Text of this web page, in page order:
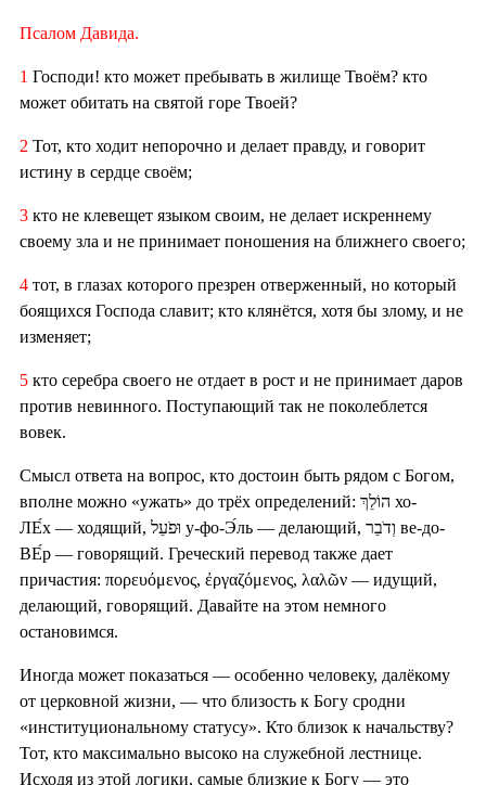
Псалом Давида.
1 Господи! кто может пребывать в жилище Твоём? кто
может обитать на святой горе Твоей?
2 Тот, кто ходит непорочно и делает правду, и говорит
истину в сердце своём;
3 кто не клевещет языком своим, не делает искреннему
своему зла и не принимает поношения на ближнего своего;
4 тот, в глазах которого презрен отверженный, но который
боящихся Господа славит; кто клянётся, хотя бы злому, и не
изменяет;
5 кто серебра своего не отдает в рост и не принимает даров
против невинного. Поступающий так не поколеблется
вовек.
Смысл ответа на вопрос, кто достоин быть рядом с Богом,
вполне можно «ужать» до трёх определений: הוֹלֵךְ хо-
ЛЕ́х — ходящий, וּפֹעֵל у-фо-Э́ль — делающий, וְדֹבֵר ве-до-
ВЕ́р — говорящий. Греческий перевод также дает
причастия: πορευόμενος, ἐργαζόμενος, λαλῶν — идущий,
делающий, говорящий. Давайте на этом немного
остановимся.
Иногда может показаться — особенно человеку, далёкому
от церковной жизни, — что близость к Богу сродни
«институциональному статусу». Кто близок к начальству?
Тот, кто максимально высоко на служебной лестнице.
Исходя из этой логики, самые близкие к Богу — это